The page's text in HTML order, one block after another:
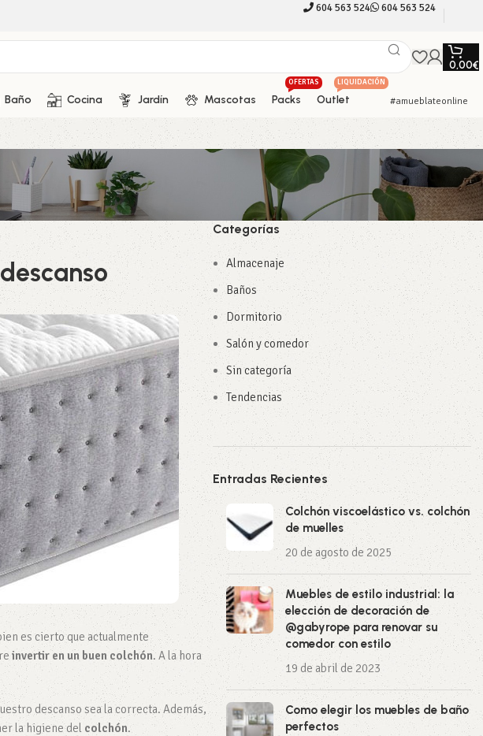
604 563 524 604 563 524
0,00€
Baño Cocina Jardín Mascotas Packs
OFERTAS
Outlet
LIQUIDACIÓN
#amueblateonline
es cierto que actualmente
invertir en un buen colchón. A la hora
descanso sea la correcta. Además,
la higiene del colchón.
Categorías
Almacenaje
Baños
Dormitorio
Salón y comedor
Sin categoría
Tendencias
Entradas Recientes
Colchón viscoelástico vs. colchón
de muelles
20 de agosto de 2025
Muebles de estilo industrial: la
elección de decoración de
@gabyrope para renovar su
comedor con estilo
19 de abril de 2023
Como elegir los muebles de baño
perfectos